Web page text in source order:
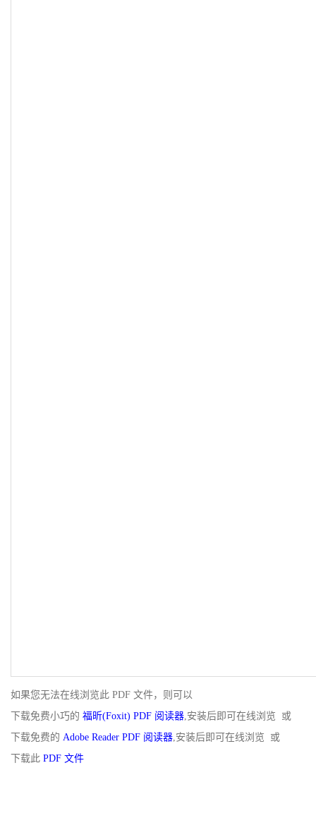
如果您无法在线浏览此 PDF 文件，则可以
下载免费小巧的 福昕(Foxit) PDF 阅读器,安装后即可在线浏览 或
下载免费的 Adobe Reader PDF 阅读器,安装后即可在线浏览 或
下载此 PDF 文件